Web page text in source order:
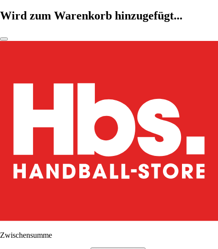
Wird zum Warenkorb hinzugefügt...
Zwischensumme